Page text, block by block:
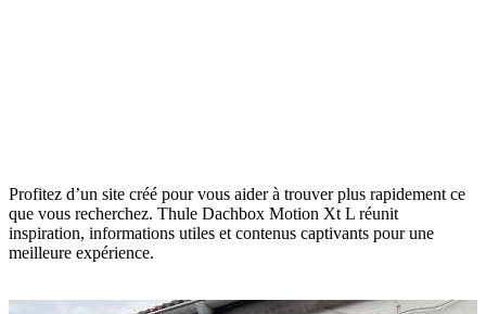
Profitez d’un site créé pour vous aider à trouver plus rapidement ce
que vous recherchez. Thule Dachbox Motion Xt L réunit
inspiration, informations utiles et contenus captivants pour une
meilleure expérience.